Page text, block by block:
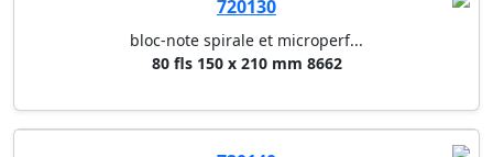
720130
80 fls 150 x 210 mm 8662